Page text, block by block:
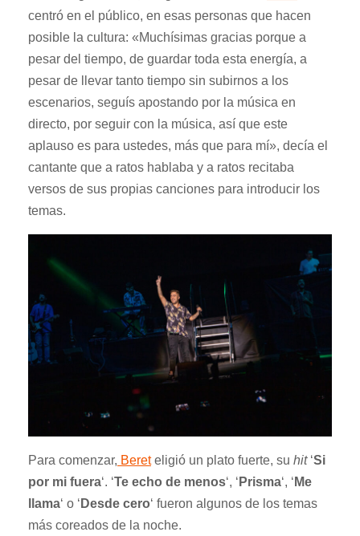
centró en el público, en esas personas que hacen
posible la cultura: «Muchísimas gracias porque a
pesar del tiempo, de guardar toda esta energía, a
pesar de llevar tanto tiempo sin subirnos a los
escenarios, seguís apostando por la música en
directo, por seguir con la música, así que este
aplauso es para ustedes, más que para mí», decía el
cantante que a ratos hablaba y a ratos recitaba
versos de sus propias canciones para introducir los
temas.
Para comenzar, Bereteligió un plato fuerte, su hit ‘Si
por mi fuera‘. ‘Te echo de menos‘, ‘ Prisma‘, ‘ Me
llama‘ o ‘ Desde cero‘ fueron algunos de los temas
más coreados de la noche.